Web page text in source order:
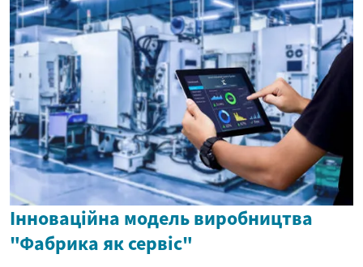
Інноваційна модель виробництва
"Фабрика як сервіс"